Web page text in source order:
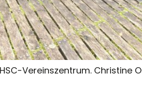
Vereinszentrum. Christine